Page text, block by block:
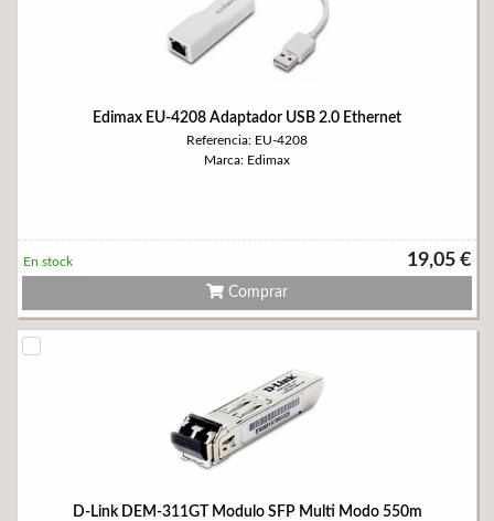
Edimax EU-4208 Adaptador USB 2.0 Ethernet
Referencia: EU-4208
Marca: Edimax
19,05 €
En stock
Comprar
D-Link DEM-311GT Modulo SFP Multi Modo 550m